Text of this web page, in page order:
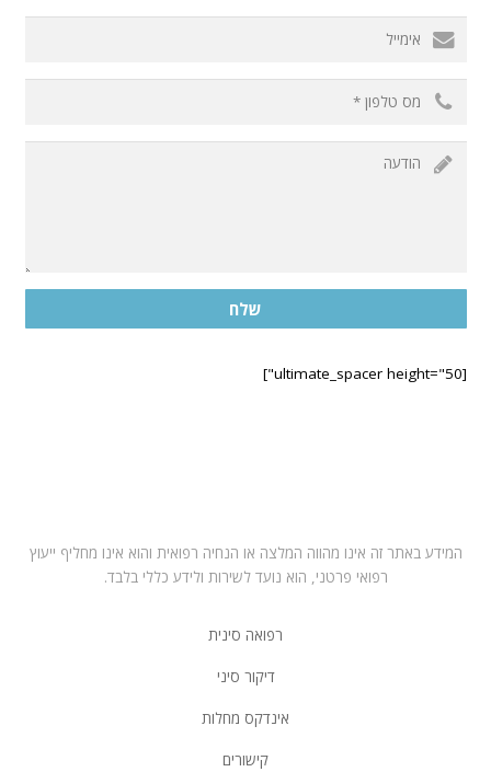
שלח
[ultimate_spacer height="50"]
המידע באתר זה אינו מהווה המלצה או הנחיה רפואית והוא אינו מחליף ייעוץ
רפואי פרטני, הוא נועד לשירות ולידע כללי בלבד.
רפואה סינית
דיקור סיני
אינדקס מחלות
קישורים